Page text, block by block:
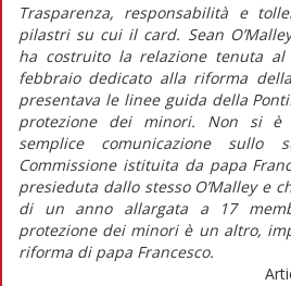
Trasparenza, responsabilità e
pilastri su cui il card. Sean
ha costruito la relazione tenuta
febbraio dedicato alla riforma
presentava le linee guida della
protezione dei minori. Non si
semplice comunicazione
Commissione istituita da papa
presieduta dallo stesso O’Malley e
di un anno allargata a 17
protezione dei minori è un altro,
riforma di papa Francesco.